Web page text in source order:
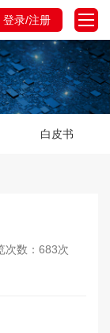
登录/注册
白皮书
次数：683次